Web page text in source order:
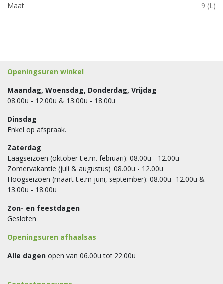
Maat
9 (L)
Openingsuren winkel
Maandag, Woensdag, Donderdag, Vrijdag
08.00u - 12.00u & 13.00u - 18.00u
Dinsdag
Enkel op afspraak.
Zaterdag
Laagseizoen (oktober t.e.m. februari): 08.00u - 12.00u
Zomervakantie (juli & augustus): 08.00u - 12.00u
Hoogseizoen (maart t.e.m juni, september): 08.00u -12.00u &
13.00u - 18.00u
Zon- en feestdagen
Gesloten
Openingsuren afhaalsas
Alle dagen open van 06.00u tot 22.00u